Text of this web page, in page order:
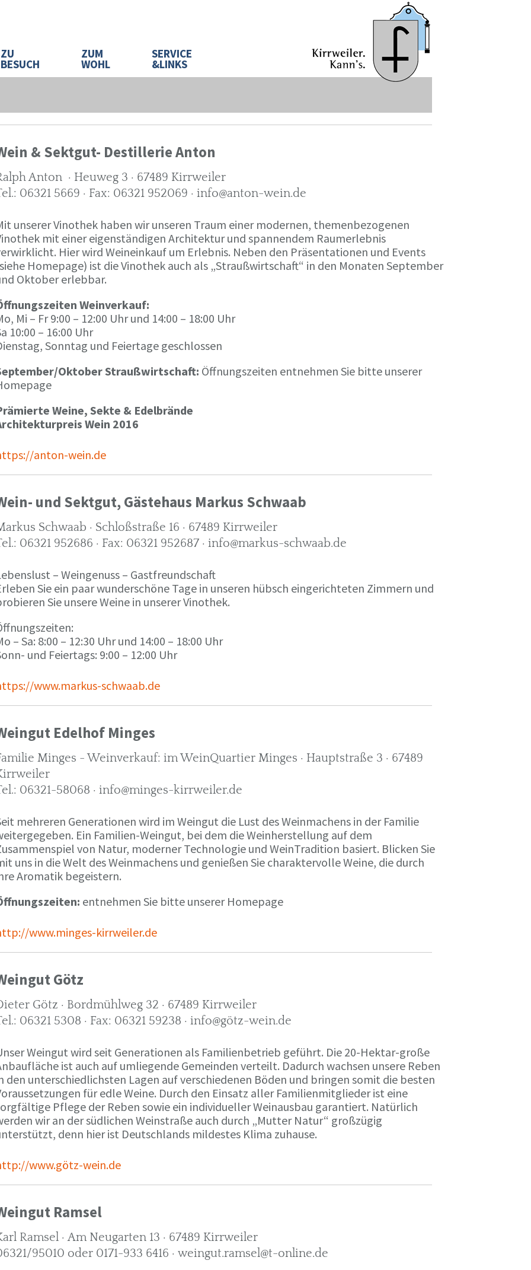
ZU
BESUCH
ZUM
WOHL
SERVICE
&LINKS
& Sektgut- Destillerie Anton
Anton · Heuweg 3 · 67489 Kirrweiler
06321 5669 · Fax: 06321 952069 · info@anton-wein.de
unserer Vinothek haben wir unseren Traum einer modernen, themenbezogenen
mit einer eigenständigen Architektur und spannendem Raumerlebnis
Hier wird Weineinkauf um Erlebnis. Neben den Präsentationen und Events
Homepage) ist die Vinothek auch als „Straußwirtschaft“ in den Monaten September
Oktober erlebbar.
Weinverkauf:
Mi – Fr 9:00 – 12:00 Uhr und 14:00 – 18:00 Uhr
10:00 – 16:00 Uhr
Sonntag und Feiertage geschlossen
Oktober Straußwirtschaft: Öffnungszeiten entnehmen Sie bitte unserer
Weine, Sekte & Edelbrände
Wein 2016
anton-wein.de
und Sektgut, Gästehaus Markus Schwaab
Schwaab · Schloßstraße 16 · 67489 Kirrweiler
06321 952686 · Fax: 06321 952687 · info@markus-schwaab.de
– Weingenuss – Gastfreundschaft
Sie ein paar wunderschöne Tage in unseren hübsch eingerichteten Zimmern und
Sie unsere Weine in unserer Vinothek.
– Sa: 8:00 – 12:30 Uhr und 14:00 – 18:00 Uhr
und Feiertags: 9:00 – 12:00 Uhr
www.markus-schwaab.de
Edelhof Minges
Minges - Weinverkauf: im WeinQuartier Minges · Hauptstraße 3 · 67489
06321-58068 · info@minges-kirrweiler.de
mehreren Generationen wird im Weingut die Lust des Weinmachens in der Familie
Ein Familien-Weingut, bei dem die Weinherstellung auf dem
von Natur, moderner Technologie und WeinTradition basiert. Blicken Sie
uns in die Welt des Weinmachens und genießen Sie charaktervolle Weine, die durch
Aromatik begeistern.
entnehmen Sie bitte unserer Homepage
www.minges-kirrweiler.de
Götz
Götz · Bordmühlweg 32 · 67489 Kirrweiler
06321 5308 · Fax: 06321 59238 · info@götz-wein.de
Weingut wird seit Generationen als Familienbetrieb geführt. Die 20-Hektar-große
ist auch auf umliegende Gemeinden verteilt. Dadurch wachsen unsere Reben
den unterschiedlichsten Lagen auf verschiedenen Böden und bringen somit die besten
für edle Weine. Durch den Einsatz aller Familienmitglieder ist eine
Pflege der Reben sowie ein individueller Weinausbau garantiert. Natürlich
wir an der südlichen Weinstraße auch durch „Mutter Natur“ großzügig
denn hier ist Deutschlands mildestes Klima zuhause.
www.götz-wein.de
Ramsel
Ramsel · Am Neugarten 13 · 67489 Kirrweiler
95010 oder 0171-933 6416 · weingut.ramsel@t-online.de